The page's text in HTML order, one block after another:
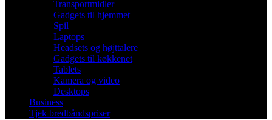
Transportmidler
Gadgets til hjemmet
Spil
Laptops
Headsets og højttalere
Gadgets til køkkenet
Tablets
Kamera og video
Desktops
Business
Tjek bredbåndspriser